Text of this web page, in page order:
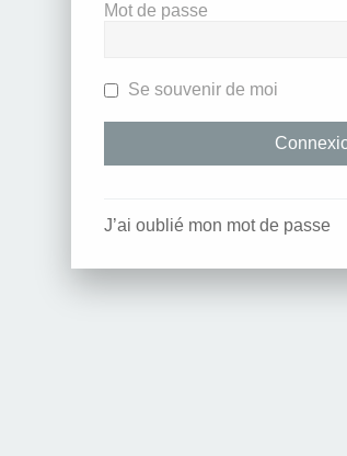
Mot de passe
Se souvenir de moi
J’ai oublié mon mot de passe